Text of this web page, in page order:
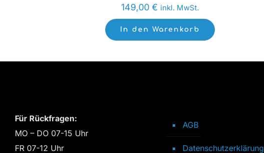
149,00 € inkl. MwSt.
In den Warenkorb
Für Rückfragen:
MO – DO 07-15 Uhr
FR 07-12 Uhr
AGB
Datenschutzerklärung